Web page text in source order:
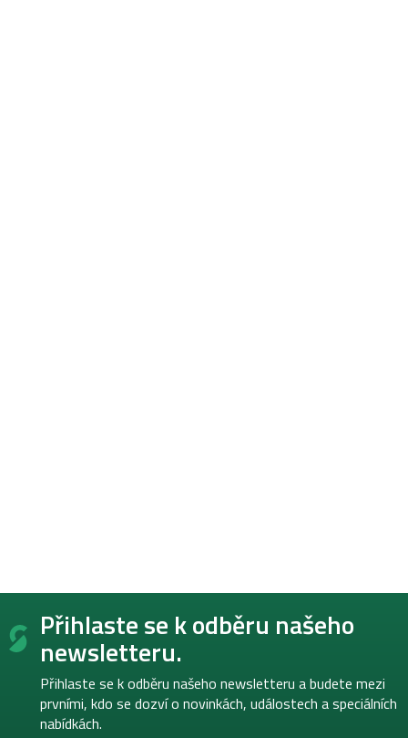
Z
Přihlaste se k odběru našeho
newsletteru.
Přihlaste se k odběru našeho newsletteru a budete mezi
prvními, kdo se dozví o novinkách, událostech a speciálních
nabídkách.